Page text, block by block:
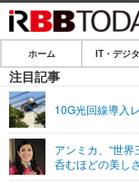
ホーム
IT・デジタル
ネタ
SPEED TEST
エンタメ
ホーム IT・デジ
注目記事
10G光回線導入
アンミカ、“世
呑むほどの美しさ